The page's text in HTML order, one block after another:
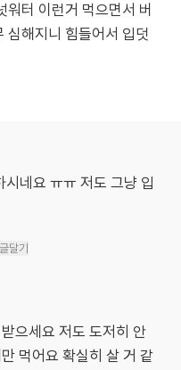
워터 이런거 먹으면서 버
심해지니 힘들어서 입덧
네요 ㅠㅠ 저도 그냥 입
달기
으세요 저도 도저히 안
먹어요 확실히 살 거 같